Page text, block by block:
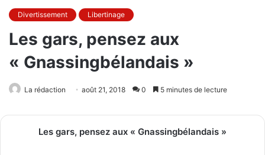
Divertissement Libertinage
Les gars, pensez aux
« Gnassingbélandais »
La rédaction août 21, 2018 0 5 minutes de lecture
Les gars, pensez aux « Gnassingbélandais »